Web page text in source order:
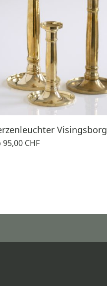
Visingsborg
95,00 CHF